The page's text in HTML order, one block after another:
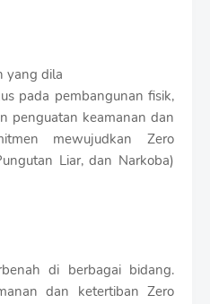
yang dila
pada pembangunan fisik,
penguatan keamanan dan
mewujudkan Zero
Liar, dan Narkoba)
di berbagai bidang.
dan ketertiban Zero